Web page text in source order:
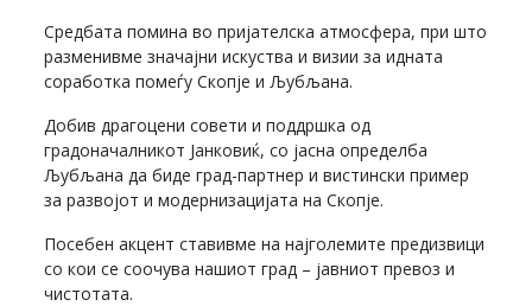
Средбата помина во пријателска атмосфера, при што
разменивме значајни искуства и визии за идната
соработка помеѓу Скопје и Љубљана.
Добив драгоцени совети и поддршка од
градоначалникот Јанковиќ, со јасна определба
Љубљана да биде град-партнер и вистински пример
за развојот и модернизацијата на Скопје.
Посебен акцент ставивме на најголемите предизвици
со кои се соочува нашиот град – јавниот превоз и
чистотата.